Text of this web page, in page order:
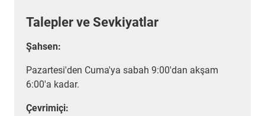
Talepler ve Sevkiyatlar
Şahsen:
Pazartesi'den Cuma'ya sabah 9:00'dan akşam
6:00'a kadar.
Çevrimiçi: